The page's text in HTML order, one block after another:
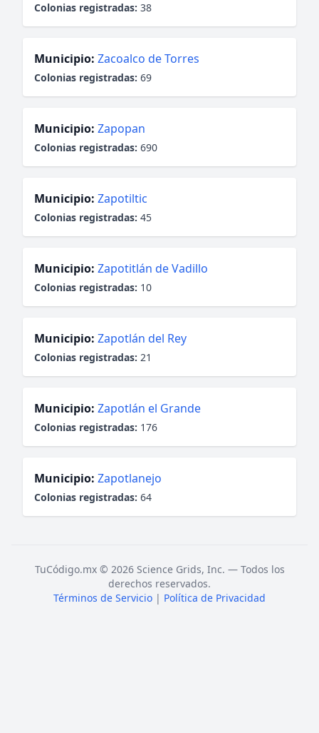
Colonias registradas: 38
Municipio: Zacoalco de Torres
Colonias registradas: 69
Municipio: Zapopan
Colonias registradas: 690
Municipio: Zapotiltic
Colonias registradas: 45
Municipio: Zapotitlán de Vadillo
Colonias registradas: 10
Municipio: Zapotlán del Rey
Colonias registradas: 21
Municipio: Zapotlán el Grande
Colonias registradas: 176
Municipio: Zapotlanejo
Colonias registradas: 64
TuCódigo.mx © 2026 Science Grids, Inc. — Todos los
derechos reservados.
Términos de Servicio | Política de Privacidad